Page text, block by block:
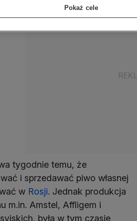
tygodnie temu, że
i sprzedawać piwo własnej
w Rosji. Jednak produkcja
m.in. Amstel, Affligem i
była w tym czasie
Pokaż cele